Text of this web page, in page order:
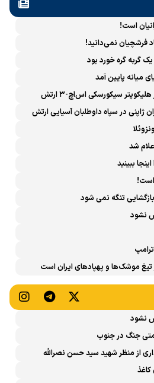
است!
فرشچیان نمی‌دانید!
گربه گره خورد بود
سیکورسکی اس‌اچ-۳ ارتش
ژاپنی در سپاه داوطلبان آسیایی ارتش
شد
ببینید
است!
تنگه نمی شود
نشود
تیغ موشک‌ها و پهپادهای ایران است
نشود
جنگ در جنوب
از منظر شهید سید حسن نصرالله
کاغذ